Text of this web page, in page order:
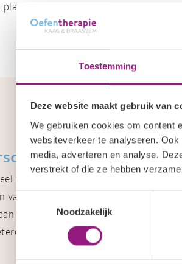
Toestemming
Deze website maakt gebruik van
We gebruiken cookies om content
websiteverkeer te analyseren.
media, adverteren en analyse.
verstrekt of die ze hebben
Toestemmingsselectie
Noodzakelijk
of de ontlasting
van deze klachten te verhelpen.
van zwangerschapsklachten en kijken
komen. Met gerichte adviezen en
en de pijn minder wordt. Neem